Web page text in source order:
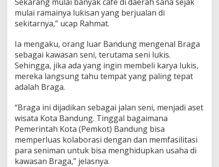
mulai ramainya lukisan yang berjualan di
sekitarnya,” ucap Rahmat.
Ia mengaku, orang luar Bandung mengenal Braga
sebagai kawasan seni, terutama seni lukis.
Sehingga, jika ada yang ingin membeli karya lukis,
mereka langsung tahu tempat yang paling tepat
adalah Braga.
“Braga ini dijadikan sebagai jalan seni, menjadi aset
wisata Kota Bandung. Tinggal bagaimana
Pemerintah Kota (Pemkot) Bandung bisa
memperluas kolaborasi dengan dan memfasilitasi
para seniman untuk bisa menghidupkan usaha di
kawasan Braga,” jelasnya.